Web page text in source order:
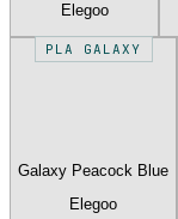
Elegoo
PLA GALAXY
Galaxy Peacock Blue
Elegoo